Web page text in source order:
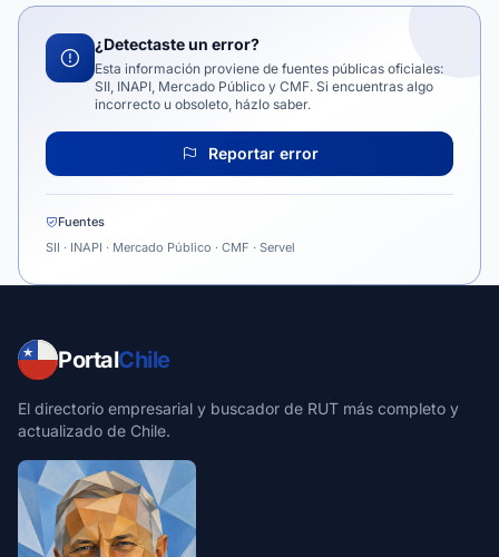
¿Detectaste un error?
Esta información proviene de fuentes públicas oficiales:
SII, INAPI, Mercado Público y CMF. Si encuentras algo
incorrecto u obsoleto, házlo saber.
Reportar error
Fuentes
SII · INAPI · Mercado Público · CMF · Servel
PortalChile
El directorio empresarial y buscador de RUT más completo y
actualizado de Chile.